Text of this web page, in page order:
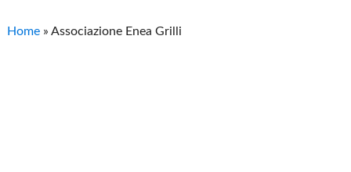
Home »Associazione Enea Grilli